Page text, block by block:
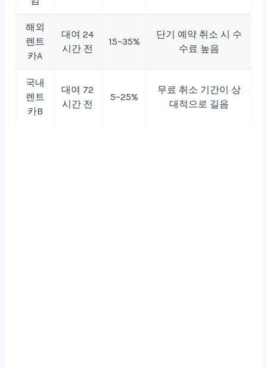
해외
렌트
카A
대여 24
시간 전
15~35%
단기 예약 취소 시 수
수료 높음
국내
렌트
카B
대여 72
시간 전
5~25%
무료 취소 기간이 상
대적으로 길음